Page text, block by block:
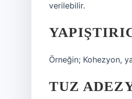
verilebilir.
Örneğin; Kohezyon,
TUZ